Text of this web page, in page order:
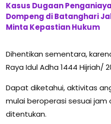
Kasus Dugaan
Dompeng di Batanghari
Minta Kepastian Hukum
Dihentikan sementara,
Raya Idul Adha 1444 Hijriah/
Dapat diketahui, aktivitas
mulai beroperasi sesuai
ditentukan.